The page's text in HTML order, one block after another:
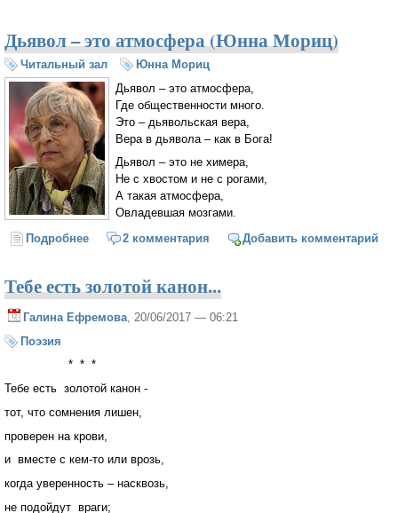
Дьявол – это атмосфера (Юнна Мориц)
Читальный зал
Юнна Мориц
Дьявол – это атмосфера,
Где общественности много.
Это – дьявольская вера,
Вера в дьявола – как в Бога!
Дьявол – это не химера,
Не с хвостом и не с рогами,
А такая атмосфера,
Овладевшая мозгами.
Подробнее о Дьявол – это атмосфера (Юнна Мориц)
2 комментария Добавить комментарий
Тебе есть золотой канон...
Галина Ефремова , 20/06/2017 — 06:21
Поэзия
* * *
Тебе есть золотой канон -
тот, что сомнения лишен,
проверен на крови,
и вместе с кем-то или врозь,
когда уверенность – насквозь,
не подойдут враги;